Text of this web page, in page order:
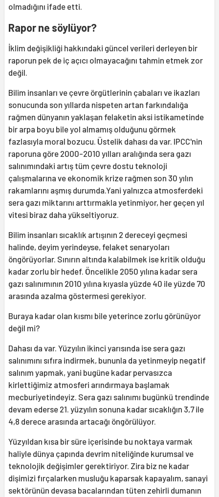
olmadığını ifade etti.
Rapor ne söylüyor?
İklim değişikliği hakkındaki güncel verileri derleyen bir
raporun pek de iç açıcı olmayacağını tahmin etmek zor
değil.
Bilim insanları ve çevre örgütlerinin çabaları ve ikazları
sonucunda son yıllarda nispeten artan farkındalığa
rağmen dünyanın yaklaşan felaketin aksi istikametinde
bir arpa boyu bile yol almamış olduğunu görmek
fazlasıyla moral bozucu. Üstelik dahası da var. IPCC'nin
raporuna göre 2000-2010 yılları aralığında sera gazı
salınımındaki artış tüm çevre dostu teknoloji
çalışmalarına ve ekonomik krize rağmen son 30 yılın
rakamlarını aşmış durumda.Yani yalnızca atmosferdeki
sera gazı miktarını arttırmakla yetinmiyor, her geçen yıl
vitesi biraz daha yükseltiyoruz.
Bilim insanları sıcaklık artışının 2 dereceyi geçmesi
halinde, deyim yerindeyse, felaket senaryoları
öngörüyorlar. Sınırın altında kalabilmek ise kritik olduğu
kadar zorlu bir hedef. Öncelikle 2050 yılına kadar sera
gazı salınımının 2010 yılına kıyasla yüzde 40 ile yüzde 70
arasında azalma göstermesi gerekiyor.
Buraya kadar olan kısmı bile yeterince zorlu görünüyor
değil mi?
Dahası da var. Yüzyılın ikinci yarısında ise sera gazı
salınımını sıfıra indirmek, bununla da yetinmeyip negatif
salınım yapmak, yani bugüne kadar pervasızca
kirlettiğimiz atmosferi arındırmaya başlamak
mecburiyetindeyiz. Sera gazı salınımı bugünkü trendinde
devam ederse 21. yüzyılın sonuna kadar sıcaklığın 3,7 ile
4,8 derece arasında artacağı öngörülüyor.
Yüzyıldan kısa bir süre içerisinde bu noktaya varmak
haliyle dünya çapında devrim niteliğinde kurumsal ve
teknolojik değişimler gerektiriyor. Zira biz ne kadar
dişimizi fırçalarken musluğu kaparsak kapayalım, sanayi
sektörünün devasa bacalarından tüten zehirli dumanın